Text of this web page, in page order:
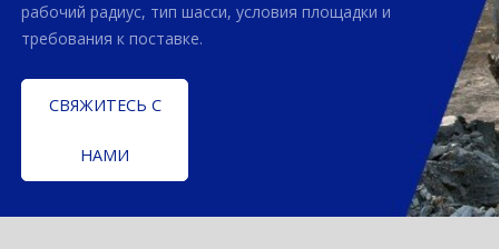
рабочий радиус, тип шасси, условия площадки и
требования к поставке.
СВЯЖИТЕСЬ С
НАМИ